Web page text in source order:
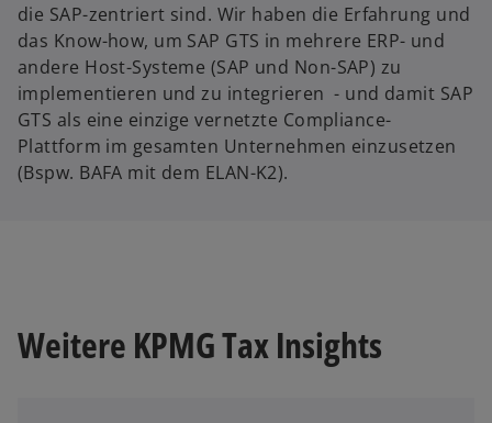
die SAP-zentriert sind. Wir haben die Erfahrung und
das Know-how, um SAP GTS in mehrere ERP- und
andere Host-Systeme (SAP und Non-SAP) zu
implementieren und zu integrieren - und damit SAP
GTS als eine einzige vernetzte Compliance-
Plattform im gesamten Unternehmen einzusetzen
(Bspw. BAFA mit dem ELAN-K2).
Weitere KPMG Tax Insights